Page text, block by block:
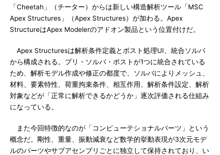
「Cheetah」（チーター）からは新しい構造解析ツール「MSC
Apex Structures」（Apex Structures）が加わる。Apex
StructureはApex Modelerのアドオン製品という位置付けだ。
Apex Structuresは解析条件定義とポスト処理UI、統合ソルバ
から構成される。プリ・ソルバ・ポストが1つに統合されている
ため、解析モデル作成や修正の都度で、ソルバによりメッシュ、
材料、要素特性、荷重拘束条件、相互作用、解析条件設定、解析
対象などが「正常に解析できるかどうか」逐次評価される仕組み
になっている。
また今回特徴的なのが「コンピューテショナルパーツ」という
概念だ。剛性、重量、振動減衰など数学的挙動表現が3次元モデ
ルのパーツやサブアセンブリごとに独立して保持されており、い